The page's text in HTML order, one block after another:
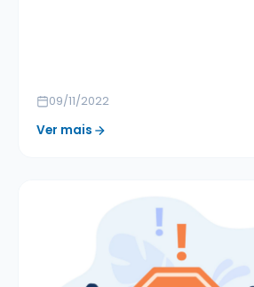
09/11/2022
Ver mais